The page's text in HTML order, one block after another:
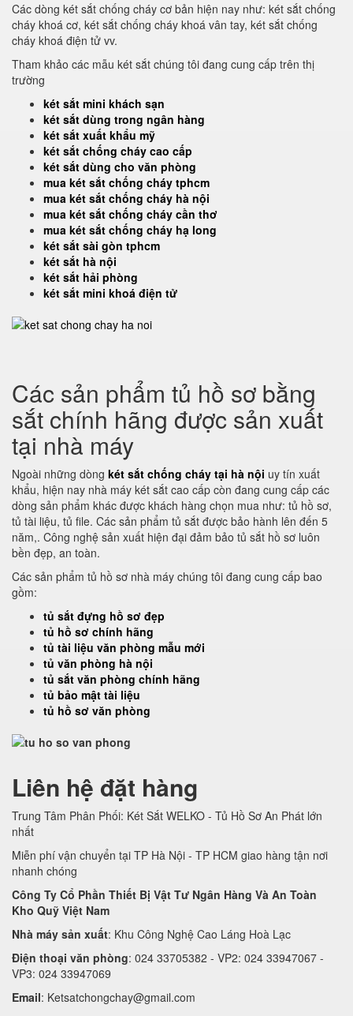
Các dòng két sắt chống cháy cơ bản hiện nay như: két sắt chống
cháy khoá cơ, két sắt chống cháy khoá vân tay, két sắt chống
cháy khoá điện tử vv.
Tham khảo các mẫu két sắt chúng tôi đang cung cấp trên thị
trường
két sắt mini khách sạn
két sắt dùng trong ngân hàng
két sắt xuất khẩu mỹ
két sắt chống cháy cao cấp
két sắt dùng cho văn phòng
mua két sắt chống cháy tphcm
mua két sắt chống cháy hà nội
mua két sắt chống cháy cần thơ
mua két sắt chống cháy hạ long
két sắt sài gòn tphcm
két sắt hà nội
két sắt hải phòng
két sắt mini khoá điện tử
Các sản phẩm tủ hồ sơ bằng
sắt chính hãng được sản xuất
tại nhà máy
Ngoài những dòng két sắt chống cháy tại hà nội uy tín xuất
khẩu, hiện nay nhà máy két sắt cao cấp còn đang cung cấp các
dòng sản phẩm khác được khách hàng chọn mua như: tủ hồ sơ,
tủ tài liệu, tủ file. Các sản phẩm tủ sắt được bảo hành lên đến 5
năm,. Công nghệ sản xuất hiện đại đảm bảo tủ sắt hồ sơ luôn
bền đẹp, an toàn.
Các sản phẩm tủ hồ sơ nhà máy chúng tôi đang cung cấp bao
gồm:
tủ sắt đựng hồ sơ đẹp
tủ hồ sơ chính hãng
tủ tài liệu văn phòng mẫu mới
tủ văn phòng hà nội
tủ sắt văn phòng chính hãng
tủ bảo mật tài liệu
tủ hồ sơ văn phòng
Liên hệ đặt hàng
Trung Tâm Phân Phối: Két Sắt WELKO - Tủ Hồ Sơ An Phát lớn
nhất
Miễn phí vận chuyển tại TP Hà Nội - TP HCM giao hàng tận nơi
nhanh chóng
Công Ty Cổ Phần Thiết Bị Vật Tư Ngân Hàng Và An Toàn
Kho Quỹ Việt Nam
Nhà máy sản xuất: Khu Công Nghệ Cao Láng Hoà Lạc
Điện thoại văn phòng: 024 33705382 - VP2: 024 33947067 -
VP3: 024 33947069
Email: Ketsatchongchay@gmail.com